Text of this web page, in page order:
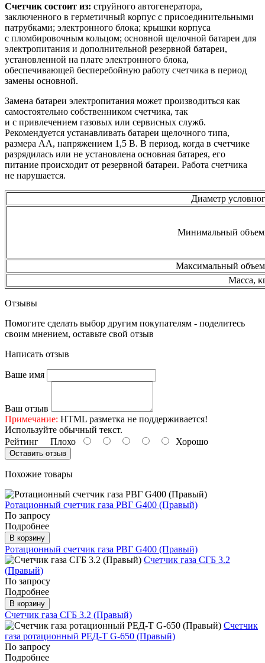
Счетчик состоит из: струйного автогенератора,
заключенного в герметичный корпус с присоединительными
патрубками; электронного блока; крышки корпуса
с пломбировочным кольцом; основной щелочной батареи для
электропитания и дополнительной резервной батареи,
установленной на плате электронного блока,
обеспечивающей бесперебойную работу счетчика в период
замены основной.
Замена батареи электропитания может производиться как
самостоятельно собственником счетчика, так
и с привлечением газовых или сервисных служб.
Рекомендуется устанавливать батареи щелочного типа,
размера АА, напряжением 1,5 В. В период, когда в счетчике
разрядилась или не установлена основная батарея, его
питание происходит от резервной батареи. Работа счетчика
не нарушается.
Диаметр
Минимальный
Максимальный
Масса,
Отзывы
Помогите сделать выбор другим покупателям - поделитесь
своим мнением, оставьте свой отзыв
Написать отзыв
Ваше имя
Ваш отзыв
Примечание: HTML разметка не поддерживается!
Используйте обычный текст.
Рейтинг Плохо Хорошо
Оставить отзыв
Похожие товары
Ротационный счетчик газа РВГ G400 (Правый)
По запросу
Подробнее
В корзину
Ротационный счетчик газа РВГ G400 (Правый)
Счетчик газа СГБ 3.2
(Правый)
По запросу
Подробнее
В корзину
Счетчик газа СГБ 3.2 (Правый)
Счетчик
газа ротационный РЕД-Т G-650 (Правый)
По запросу
Подробнее